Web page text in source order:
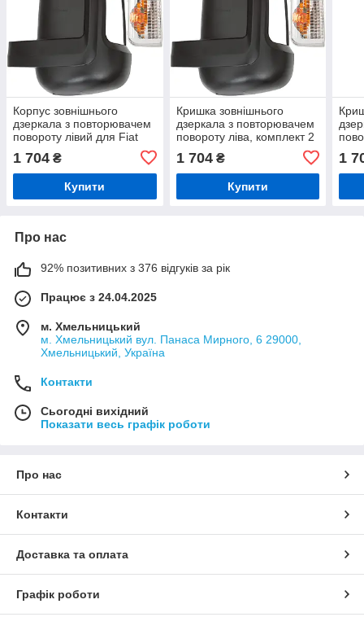
Корпус зовнішнього
дзеркала з повторювачем
повороту лівий для Fiat
Ducato III Citroen Jumper II
Peugeot Boxer II 2006–
комплект 2…
1 704 ₴
Купити
Кришка зовнішнього
дзеркала з повторювачем
повороту ліва, комплект 2
шт. Fiat Ducato III 2006–,
Peugeot Boxer II, Citroen
Jumper…
1 704₴
Купити
II,
1
Про нас
92% позитивних з 376 відгуків за рік
Працює з 24.04.2025
м. Хмельницький
м. Хмельницький вул. Панаса Мирного, 6 29000,
Хмельницький, Україна
Контакти
Сьогодні вихідний
Показати весь графік роботи
Про нас
Контакти
Доставка та оплата
Графік роботи